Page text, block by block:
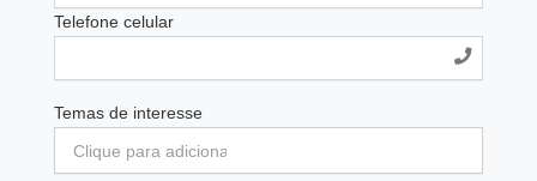
Telefone celular
Temas de interesse